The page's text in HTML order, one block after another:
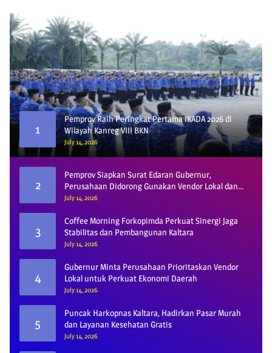
1
Pemprov Raih Peringkat Pertama IKADA 2026 di
Wilayah Kanreg VIII BKN
July 14, 2026
2
Pemprov Siapkan Surat Edaran Gubernur,
Perusahaan Didorong Gunakan Vendor Lokal dan
Pelat KU
July 14, 2026
3
Coffee Morning Forkopimda Perkuat Sinergi Jaga
Stabilitas dan Pembangunan Kaltara
July 14, 2026
4
Gubernur Minta Perusahaan Prioritaskan Vendor
Lokal untuk Perkuat Ekonomi Daerah
July 14, 2026
5
Puncak Harkopnas Kaltara, Hadirkan Pasar Murah
dan Layanan Kesehatan Gratis
July 14, 2026